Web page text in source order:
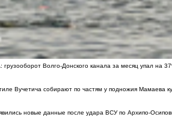
Волго-Донского канала за месяц упал на
Вучетича собирают по частям у подножия Мамаева
новые данные после удара ВСУ по Архипо-